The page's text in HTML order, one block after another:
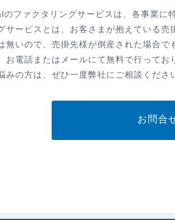
ファクタリングサービスは、各事業に
サービスとは、お客さまが抱えている
無いので、売掛先様が倒産された場合
お電話またはメールにて無料で行ってお
みの方は、ぜひ一度弊社にご相談くださ
お問合